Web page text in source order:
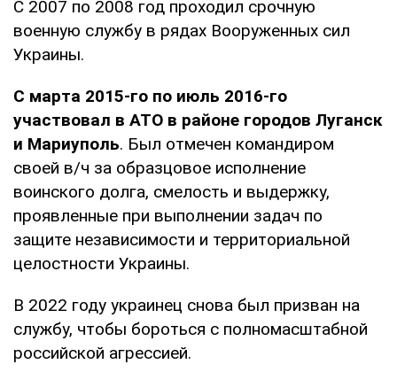
С 2007 по 2008 год проходил срочную
военную службу в рядах Вооруженных сил
Украины.
С марта 2015-го по июль 2016-го
участвовал в АТО в районе городов Луганск
и Мариуполь. Был отмечен командиром
своей в/ч за образцовое исполнение
воинского долга, смелость и выдержку,
проявленные при выполнении задач по
защите независимости и территориальной
целостности Украины.
В 2022 году украинец снова был призван на
службу, чтобы бороться с полномасштабной
российской агрессией.